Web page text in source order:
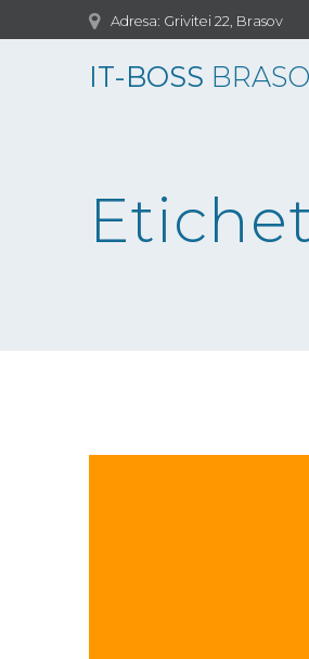
to
Adresa: Grivitei 22, Brasov
IT-BOSS